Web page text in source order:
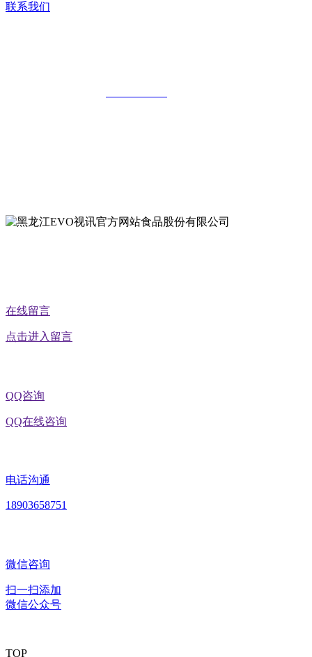
联系我们
在线留言
点击进入留言
QQ咨询
QQ在线咨询
电话沟通
18903658751
微信咨询
扫一扫添加
微信公众号
TOP